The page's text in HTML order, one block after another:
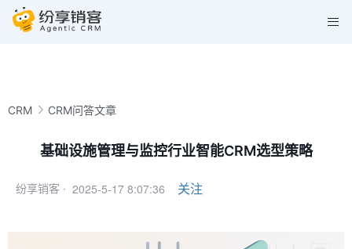
CRM CRM问答文章
基础设施管理与监控行业智能CRM选型策略
纷享销客 · 2025-5-17 8:07:36 关注